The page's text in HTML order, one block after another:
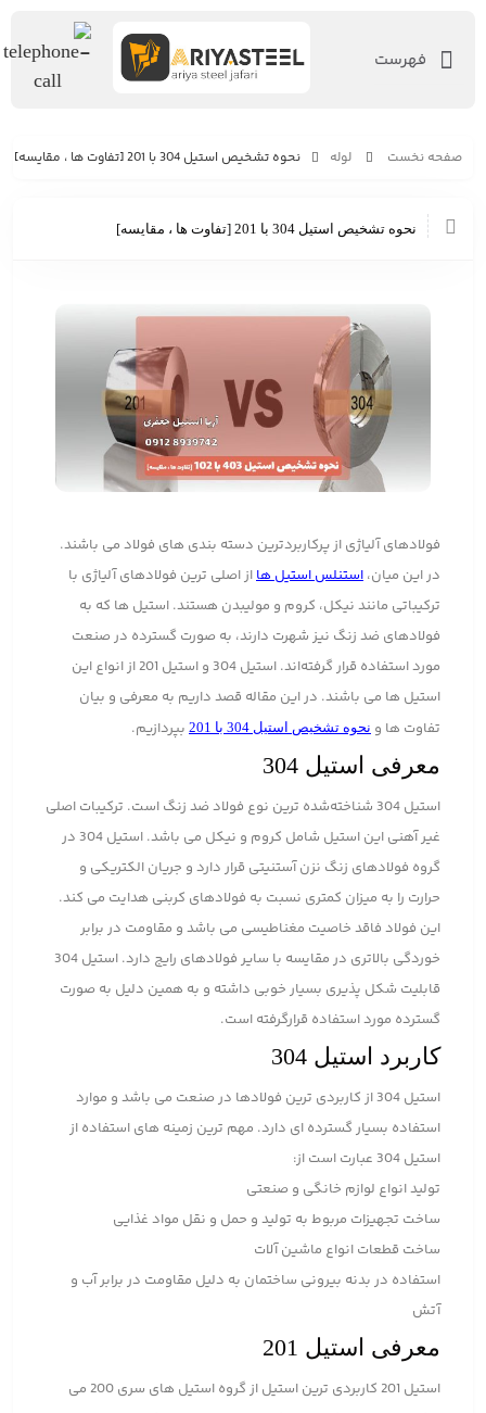
فهرست
صفحه نخست لوله نحوه تشخیص استیل 304 با 201 [تفاوت ها ، مقایسه]
نحوه تشخیص استیل 304 با 201 [تفاوت ها ، مقایسه]
‌فولادهای آلیاژی از پرکاربردترین دسته بندی های فولاد می باشند.
در این میان، استنلس استیل هااز اصلی ترین فولادهای آلیاژی با
ترکیباتی مانند نیکل، کروم و مولیبدن هستند. استیل ها که به
فولادهای ضد زنگ نیز شهرت دارند، به صورت گسترده در صنعت
مورد استفاده قرار گرفته‌اند. استیل 304 و استیل 201 از انواع این
استیل ها می باشند. در این مقاله قصد داریم به معرفی و بیان
تفاوت ها و نحوه تشخیص استیل 304 با 201 بپردازیم.
معرفی استیل 304
استیل 304 شناخته‌شده ترین نوع فولاد ضد زنگ است. ترکیبات اصلی
غیر آهنی این استیل شامل کروم و نیکل می باشد. استیل 304 در
گروه فولادهای زنگ نزن آستنیتی قرار دارد و جریان الکتریکی و
حرارت را به میزان کمتری نسبت به فولادهای کربنی هدایت می کند.
این فولاد فاقد خاصیت مغناطیسی می باشد و مقاومت در برابر
خوردگی بالاتری در مقایسه با سایر فولادهای رایج دارد. استیل 304
قابلیت شکل پذیری بسیار خوبی داشته و به همین دلیل به صورت
گسترده مورد استفاده قرارگرفته است.
کاربرد استیل 304
استیل 304 از کاربردی ترین فولادها در صنعت می باشد و موارد
استفاده بسیار گسترده ای دارد. مهم ترین زمینه های استفاده از
استیل 304 عبارت است از:
تولید انواع لوازم خانگی و صنعتی
ساخت تجهیزات مربوط به تولید و حمل و نقل مواد غذایی
ساخت قطعات انواع ماشین آلات
استفاده در بدنه بیرونی ساختمان به دلیل مقاومت در برابر آب و
آتش
معرفی استیل 201
استیل 201 کاربردی ترین استیل از گروه استیل های سری 200 می